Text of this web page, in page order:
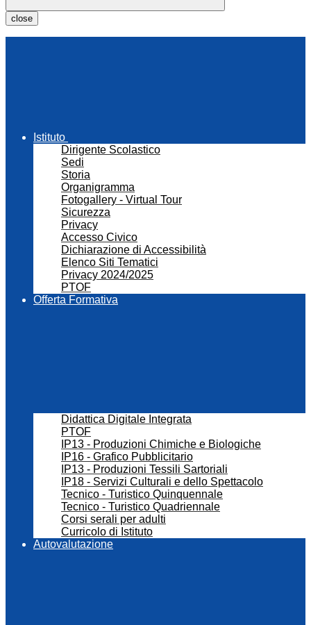
close
Istituto
Dirigente Scolastico
Sedi
Storia
Organigramma
Fotogallery - Virtual Tour
Sicurezza
Privacy
Accesso Civico
Dichiarazione di Accessibilità
Elenco Siti Tematici
Privacy 2024/2025
PTOF
Offerta Formativa
Didattica Digitale Integrata
PTOF
IP13 - Produzioni Chimiche e Biologiche
IP16 - Grafico Pubblicitario
IP13 - Produzioni Tessili Sartoriali
IP18 - Servizi Culturali e dello Spettacolo
Tecnico - Turistico Quinquennale
Tecnico - Turistico Quadriennale
Corsi serali per adulti
Curricolo di Istituto
Autovalutazione